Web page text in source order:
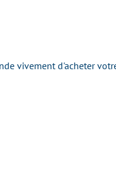
vivement d'acheter